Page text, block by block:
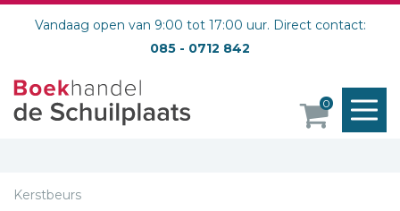
Vandaag open van 9:00 tot 17:00 uur. Direct contact:
085 - 0712 842
0
Kerstbeurs